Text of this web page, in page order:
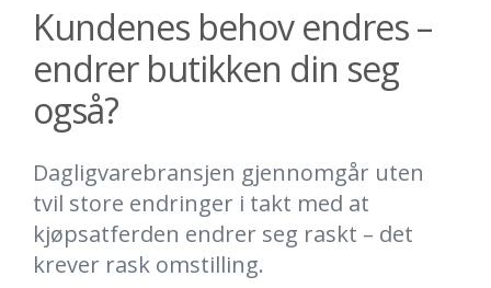
Kundenes behov endres –
endrer butikken din seg
også?
Dagligvarebransjen gjennomgår uten
tvil store endringer i takt med at
kjøpsatferden endrer seg raskt – det
krever rask omstilling.